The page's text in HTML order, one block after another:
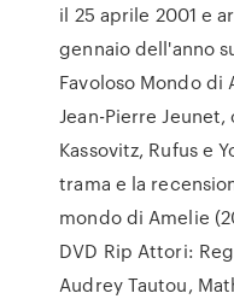
il 25 aprile 2001 e
gennaio dell'anno
Favoloso Mondo
Jean-Pierre
Kassovitz, Rufus e
trama e la
mondo di Amelie
DVD Rip Attori:
Audrey Tautou,